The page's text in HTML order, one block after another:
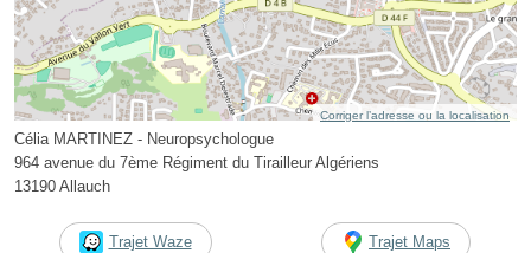
Corriger l’adresse ou la localisation
Célia MARTINEZ - Neuropsychologue
964 avenue du 7ème Régiment du Tirailleur Algériens
13190 Allauch
Trajet Waze Trajet Maps